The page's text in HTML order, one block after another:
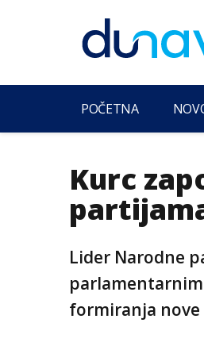
POČETNA
Kurc
Lider Narodne
parlamentarnim
formiranja nove